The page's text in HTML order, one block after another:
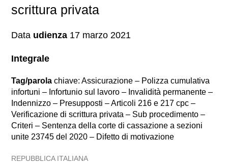
scrittura privata
Data udienza 17 marzo 2021
Integrale
Tag/parola chiave: Assicurazione – Polizza cumulativa
infortuni – Infortunio sul lavoro – Invalidità permanente –
Indennizzo – Presupposti – Articoli 216 e 217 cpc –
Verificazione di scrittura privata – Sub procedimento –
Criteri – Sentenza della corte di cassazione a sezioni
unite 23745 del 2020 – Difetto di motivazione
REPUBBLICA ITALIANA